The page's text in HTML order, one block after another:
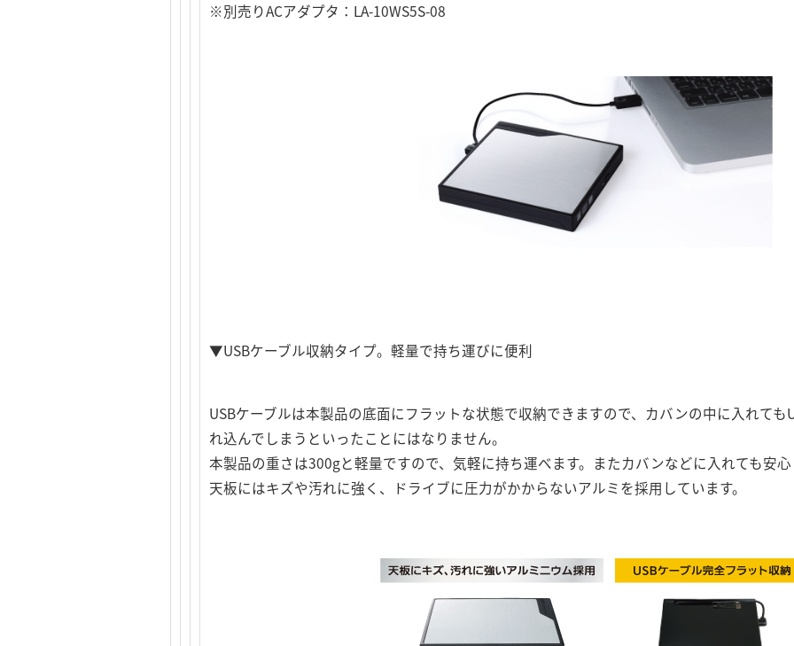
※別売りACアダプタ：LA-10WS5S-08
▼USBケーブル収納タイプ。軽量で持ち運びに便利
USBケーブルは本製品の底面にフラットな状態で収納できますので、カバンの中に入れても
れ込んでしまうといったことにはなりません。
本製品の重さは300gと軽量ですので、気軽に持ち運べます。またカバンなどに入れても安
天板にはキズや汚れに強く、ドライブに圧力がかからないアルミを採用しています。